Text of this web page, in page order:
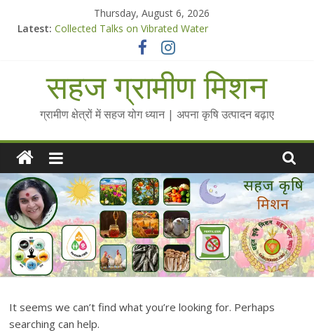
Thursday, August 6, 2026
Latest: Collected Talks on Vibrated Water
सहज कृषि प्रचार-प्रसार किट
Standee Designs @ 2025 for Sahaj Krishi Promotions
Chalo Gaon Ki Or Abhiyaan - 2025-26
सहज ग्रामीण मिशन
ग्रामीण क्षेत्रों में सहज योग ध्यान | अपना कृषि उत्पादन बढ़ाए
It seems we can’t find what you’re looking for. Perhaps
searching can help.